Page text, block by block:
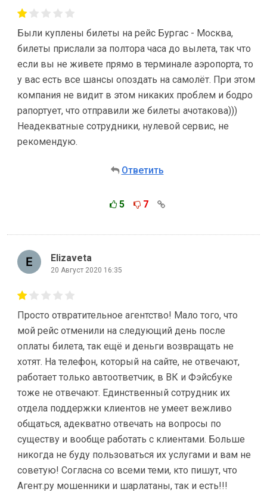
Были куплены билеты на рейс Бургас - Москва,
билеты прислали за полтора часа до вылета, так что
если вы не живете прямо в терминале аэропорта, то
у вас есть все шансы опоздать на самолёт. При этом
компания не видит в этом никаких проблем и бодро
рапортует, что отправили же билеты ачотакова)))
Неадекватные сотрудники, нулевой сервис, не
рекомендую.
Ответить
5 7
Elizaveta
20 Август 2020 16:35
Просто отвратительное агентство! Мало того, что
мой рейс отменили на следующий день после
оплаты билета, так ещё и деньги возвращать не
хотят. На телефон, который на сайте, не отвечают,
работает только автоответчик, в ВК и Фэйсбуке
тоже не отвечают. Единственный сотрудник их
отдела поддержки клиентов не умеет вежливо
общаться, адекватно отвечать на вопросы по
существу и вообще работать с клиентами. Больше
никогда не буду пользоваться их услугами и вам не
советую! Согласна со всеми теми, кто пишут, что
Агент.ру мошенники и шарлатаны, так и есть!!!